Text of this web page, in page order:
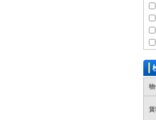
物